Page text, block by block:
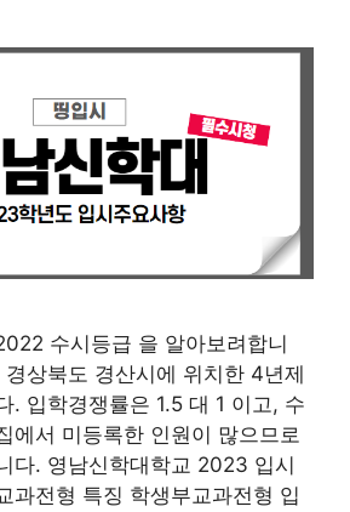
수시등급 을 알아보려합니
상북도 경산시에 위치한 4년제
. 입학경쟁률은 1.5 대 1 이고, 수
에서 미등록한 인원이 많으므로
다. 영남신학대학교 2023 입시
과전형 특징 학생부교과전형 입